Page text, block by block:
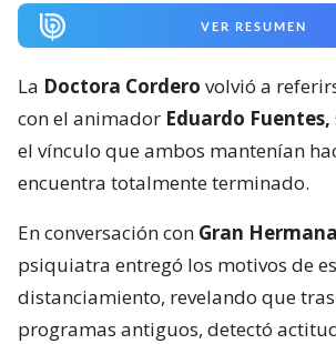
VER RESUMEN
La Doctora Cordero volvió a
con el animador Eduardo Fuentes,
el vínculo que ambos mantenían
encuentra totalmente terminado.
En conversación con Gran
psiquiatra entregó los motivos de
distanciamiento, revelando que
programas antiguos, detectó